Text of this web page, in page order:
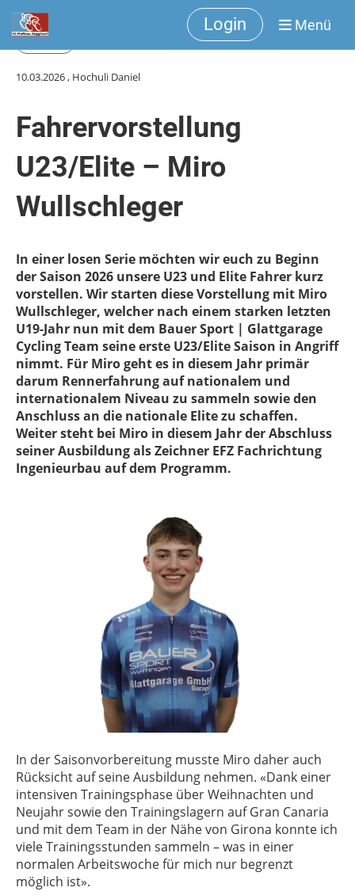
Login Menü
10.03.2026, Hochuli Daniel
Fahrervorstellung
U23/Elite – Miro
Wullschleger
In einer losen Serie möchten wir euch zu Beginn
der Saison 2026 unsere U23 und Elite Fahrer kurz
vorstellen. Wir starten diese Vorstellung mit Miro
Wullschleger, welcher nach einem starken letzten
U19-Jahr nun mit dem Bauer Sport | Glattgarage
Cycling Team seine erste U23/Elite Saison in Angriff
nimmt. Für Miro geht es in diesem Jahr primär
darum Rennerfahrung auf nationalem und
internationalem Niveau zu sammeln sowie den
Anschluss an die nationale Elite zu schaffen.
Weiter steht bei Miro in diesem Jahr der Abschluss
seiner Ausbildung als Zeichner EFZ Fachrichtung
Ingenieurbau auf dem Programm.
In der Saisonvorbereitung musste Miro daher auch
Rücksicht auf seine Ausbildung nehmen. «Dank einer
intensiven Trainingsphase über Weihnachten und
Neujahr sowie den Trainingslagern auf Gran Canaria
und mit dem Team in der Nähe von Girona konnte ich
viele Trainingsstunden sammeln – was in einer
normalen Arbeitswoche für mich nur begrenzt
möglich ist».